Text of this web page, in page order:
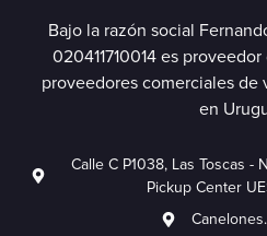
Bajo la razón social
020411710014 es
proveedores comerciales de
en
Calle C P1038, Las Toscas -
Pickup Center